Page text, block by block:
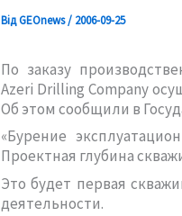
ВідGEOnews/ 2006-09-25
По заказу
Azeri Drilling Company
Об этом сообщили в
«Бурение
Проектная глубина
Это будет первая
деятельности.